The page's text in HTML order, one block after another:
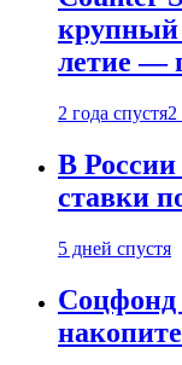
крупный
летие —
2 года спустя2
В России
ставки
5 дней спустя
Соцфонд